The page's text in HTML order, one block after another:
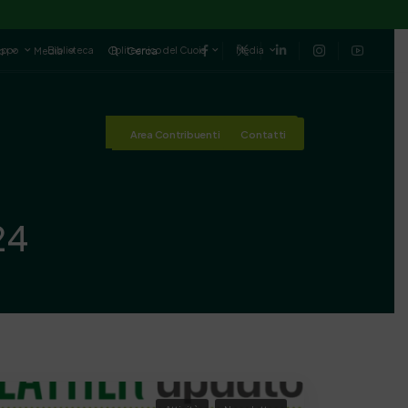
Media Cerca
Area Contribuenti Contatti
Biblioteca Politecnico del Cuoio Media
Area Contribuenti Contatti